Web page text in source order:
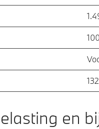
en